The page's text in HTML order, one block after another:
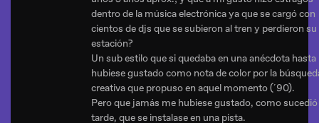
dentro de la música electrónica ya que se cargó con
cientos de djs que se subieron al tren y perdieron su
estación?
Un sub estilo que si quedaba en una anécdota hasta
hubiese gustado como nota de color por la
creativa que propuso en aquel momento (´90).
Pero que jamás me hubiese gustado, como
tarde, que se instalase en una pista.